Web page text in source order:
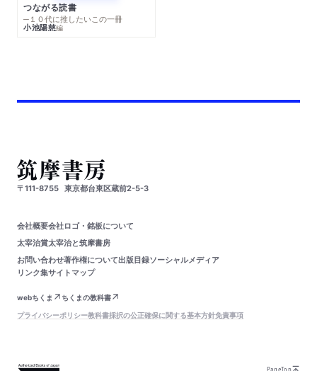
つながる読書
─１０代に推したいこの一冊
小池陽慈編
〒111-8755 東京都台東区蔵前2-5-3
会社概要会社ロゴ・銘板について
太宰治賞太宰治と筑摩書房
お問い合わせ著作権について出版目録ソーシャルメディア
リンク集サイトマップ
webちくま
ちくまの教科書
プライバシーポリシー教科書採択の公正確保に関する基本方針免責事項
PageTop